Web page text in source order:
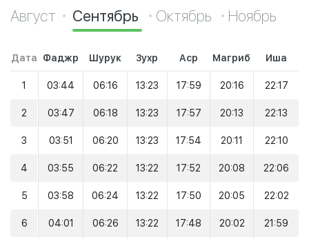
Август Сентябрь Октябрь Ноябрь
Дата Фаджр Шурук Зухр Аср Магриб Иша
1 03:44 06:16 13:23 17:59 20:16 22:17
2 03:47 06:18 13:23 17:57 20:13 22:13
3 03:51 06:20 13:23 17:54 20:11 22:10
4 03:55 06:22 13:22 17:52 20:08 22:06
5 03:58 06:24 13:22 17:50 20:05 22:02
6 04:01 06:26 13:22 17:48 20:02 21:59